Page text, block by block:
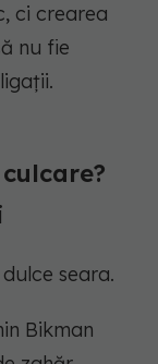
ci crearea
nu fie
seara.
Bikman